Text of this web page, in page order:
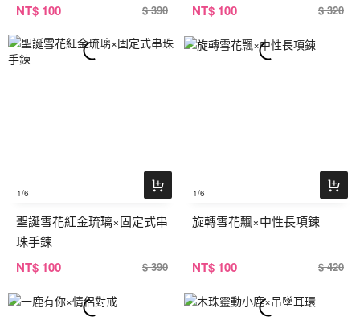
NT$ 100 $ 390 NT$ 100 $ 320
1/6
聖誕雪花紅金琉璃×固定式串
珠手鍊
NT$ 100 $ 390
1/6
旋轉雪花飄×中性長項鍊
NT$ 100 $ 420